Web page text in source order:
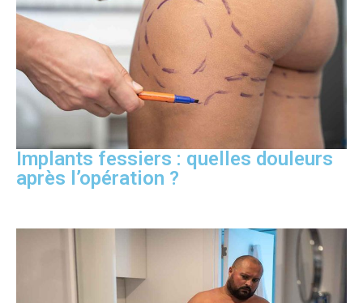
Implants fessiers : quelles douleurs
après l’opération ?